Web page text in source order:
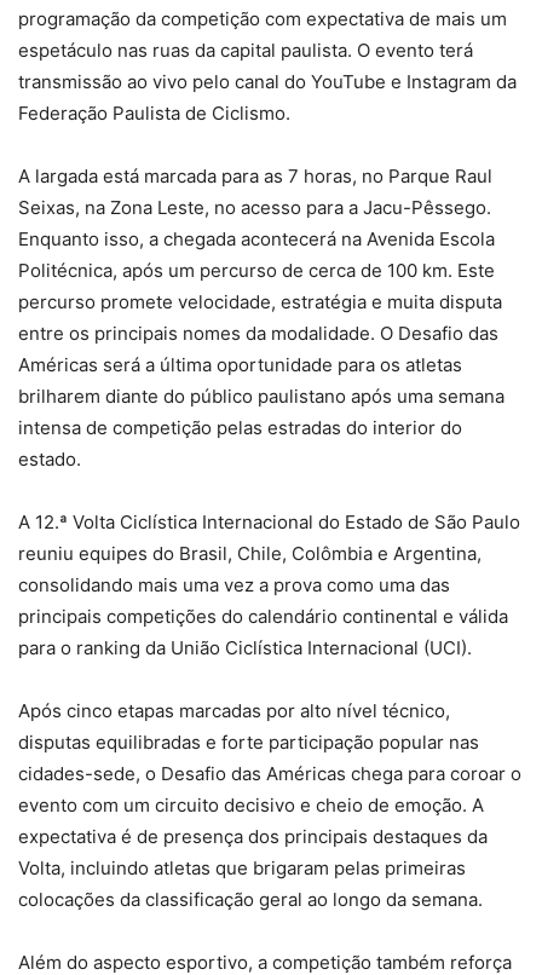
programação da competição com expectativa de mais um
espetáculo nas ruas da capital paulista. O evento terá
transmissão ao vivo pelo canal do YouTube e Instagram da
Federação Paulista de Ciclismo.
A largada está marcada para as 7 horas, no Parque Raul
Seixas, na Zona Leste, no acesso para a Jacu-Pêssego.
Enquanto isso, a chegada acontecerá na Avenida Escola
Politécnica, após um percurso de cerca de 100 km. Este
percurso promete velocidade, estratégia e muita disputa
entre os principais nomes da modalidade. O Desafio das
Américas será a última oportunidade para os atletas
brilharem diante do público paulistano após uma semana
intensa de competição pelas estradas do interior do
estado.
A 12.ª Volta Ciclística Internacional do Estado de São Paulo
reuniu equipes do Brasil, Chile, Colômbia e Argentina,
consolidando mais uma vez a prova como uma das
principais competições do calendário continental e válida
para o ranking da União Ciclística Internacional (UCI).
Após cinco etapas marcadas por alto nível técnico,
disputas equilibradas e forte participação popular nas
cidades-sede, o Desafio das Américas chega para coroar o
evento com um circuito decisivo e cheio de emoção. A
expectativa é de presença dos principais destaques da
Volta, incluindo atletas que brigaram pelas primeiras
colocações da classificação geral ao longo da semana.
Além do aspecto esportivo, a competição também reforça